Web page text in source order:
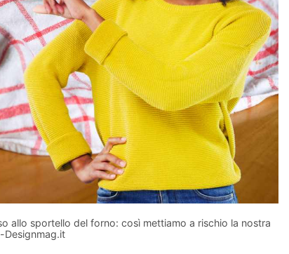
allo sportello del forno: così mettiamo a rischio la nostra
Designmag.it